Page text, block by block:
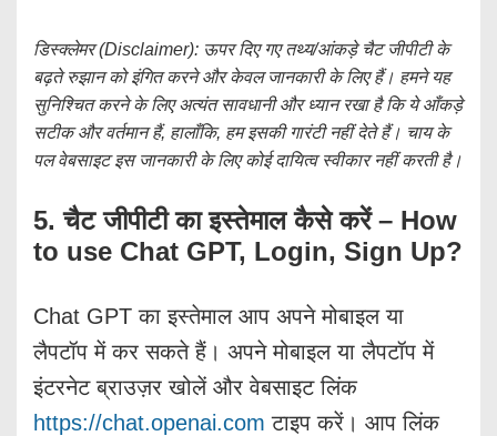
डिस्क्लेमर (Disclaimer): ऊपर दिए गए तथ्य/आंकड़े चैट जीपीटी के
बढ़ते रुझान को इंगित करने और केवल जानकारी के लिए हैं। हमने यह
सुनिश्चित करने के लिए अत्यंत सावधानी और ध्यान रखा है कि ये आँकड़े
सटीक और वर्तमान हैं, हालाँकि, हम इसकी गारंटी नहीं देते हैं। चाय के
पल वेबसाइट इस जानकारी के लिए कोई दायित्व स्वीकार नहीं करती है।
5. चैट जीपीटी का इस्तेमाल कैसे करें – How
to use Chat GPT, Login, Sign Up?
Chat GPT का इस्तेमाल आप अपने मोबाइल या
लैपटॉप में कर सकते हैं। अपने मोबाइल या लैपटॉप में
इंटरनेट ब्राउज़र खोलें और वेबसाइट लिंक
https://chat.openai.com टाइप करें। आप लिंक